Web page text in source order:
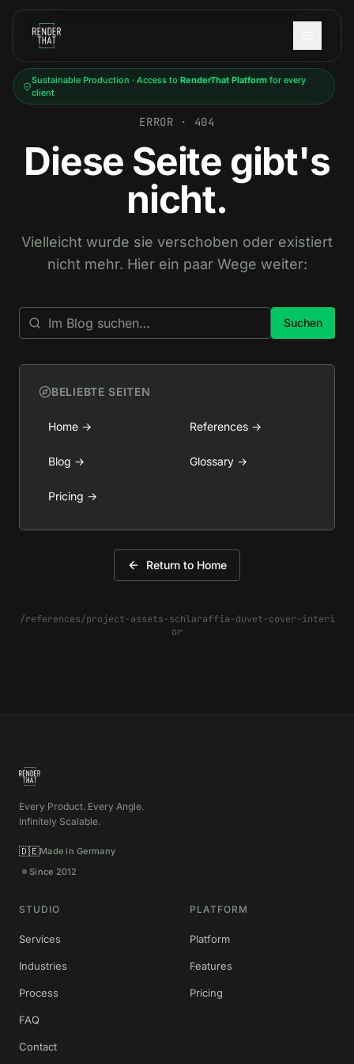
Sustainable Production · Access to RenderThat Platformfor every
client
ERROR · 404
Diese Seite gibt's
nicht.
Vielleicht wurde sie verschoben oder existiert
nicht mehr. Hier ein paar Wege weiter:
Suchen
BELIEBTE SEITEN
Home → References →
Blog → Glossary →
Pricing →
Return to Home
/references/project-assets-schlaraffia-duvet-cover-interi
or
Every Product. Every Angle.
Infinitely Scalable.
🇩🇪Made in Germany
Since 2012
STUDIO
Services
Industries
Process
FAQ
Contact
PLATFORM
Platform
Features
Pricing